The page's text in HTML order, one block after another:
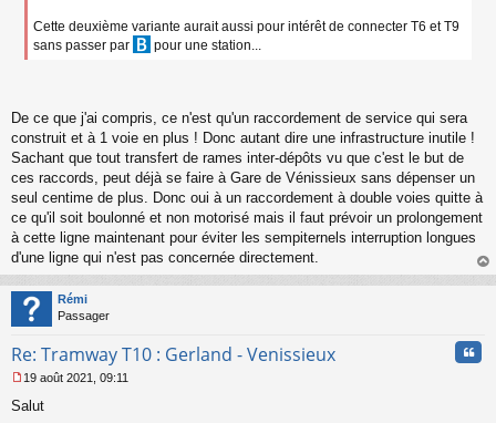
Cette deuxième variante aurait aussi pour intérêt de connecter T6 et T9
sans passer par
pour une station...
De ce que j'ai compris, ce n'est qu'un raccordement de service qui sera
construit et à 1 voie en plus ! Donc autant dire une infrastructure inutile !
Sachant que tout transfert de rames inter-dépôts vu que c'est le but de
ces raccords, peut déjà se faire à Gare de Vénissieux sans dépenser un
seul centime de plus. Donc oui à un raccordement à double voies quitte à
ce qu'il soit boulonné et non motorisé mais il faut prévoir un prolongement
à cette ligne maintenant pour éviter les sempiternels interruption longues
d'une ligne qui n'est pas concernée directement.
au
Rémi
Passager
Re: Tramway T10 : Gerland - Venissieux
e
19 août 2021, 09:11
Salut